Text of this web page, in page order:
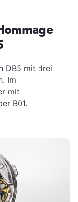
DB5 mit drei
Im
mit
B01.